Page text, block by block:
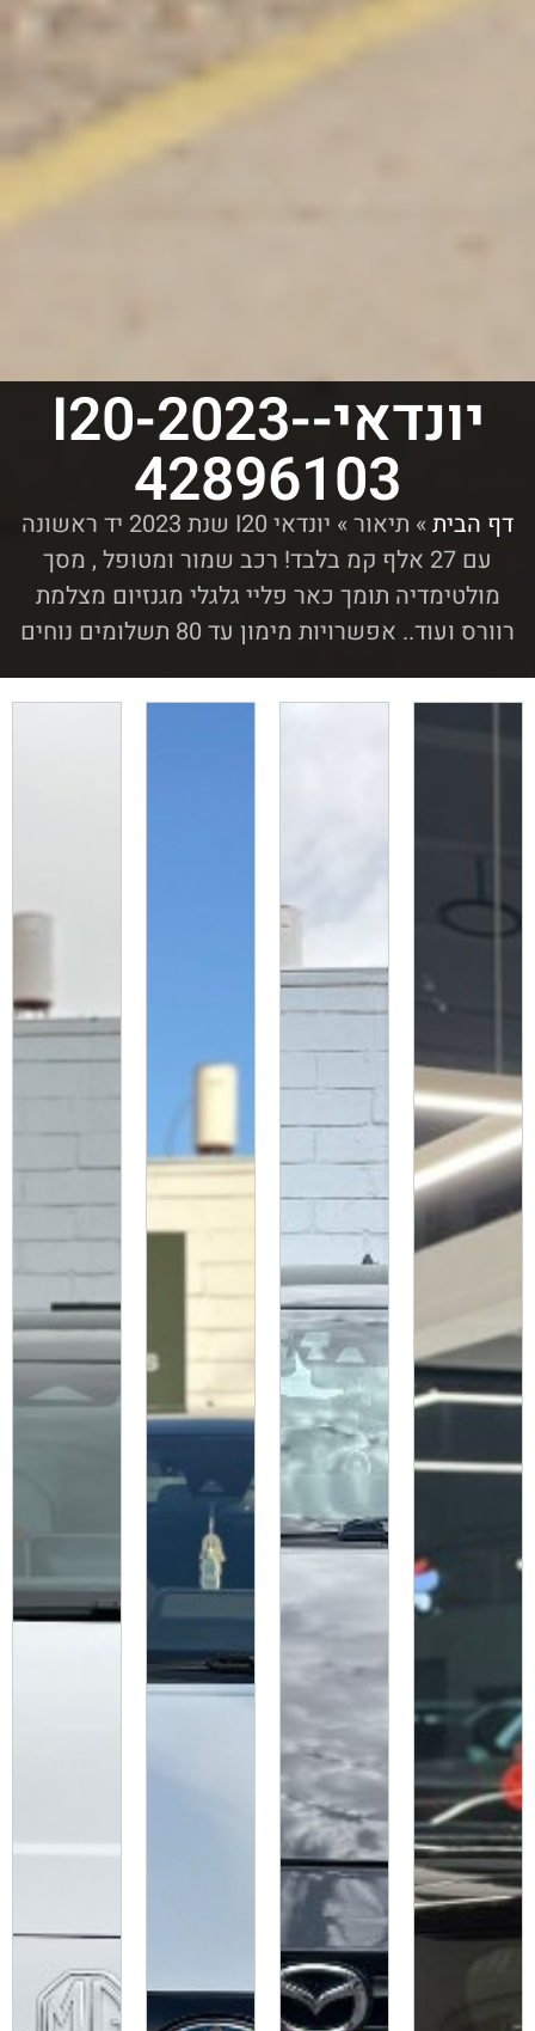
יונדאי-I20-2023-
42896103 דף הבית» תיאור»
יונדאי I20 שנת 2023 יד ראשונה
עם 27 אלף קמ בלבד! רכב שמור ומטופל , מסך
מולטימדיה תומך כאר פליי גלגלי מגנזיום מצלמת
רוורס ועוד.. אפשרויות מימון עד 80 תשלומים נוחים